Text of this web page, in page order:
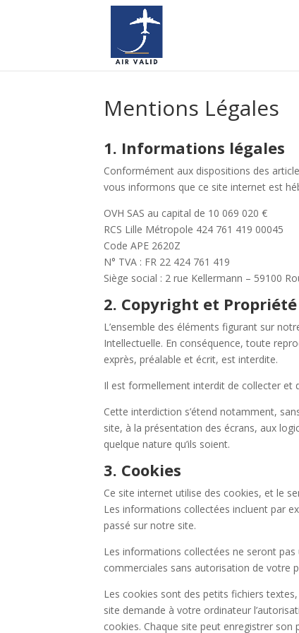
Mentions Légales
1. Informations légales
Conformément aux dispositions des
vous informons que ce site internet est
OVH SAS au capital de 10 069 020 €
RCS Lille Métropole 424 761 419 00045
Code APE 2620Z
N° TVA : FR 22 424 761 419
Siège social : 2 rue Kellermann – 59100
2. Copyright et
L’ensemble des éléments figurant sur
Intellectuelle. En conséquence, toute
exprès, préalable et écrit, est interdite.
Il est formellement interdit de collecter et
Cette interdiction s’étend notamment,
site, à la présentation des écrans, aux
quelque nature qu’ils soient.
3. Cookies
Ce site internet utilise des cookies, et le
Les informations collectées incluent par
passé sur notre site.
Les informations collectées ne seront pas
commerciales sans autorisation de votre
Les cookies sont des petits fichiers
site demande à votre ordinateur
cookies. Chaque site peut enregistrer